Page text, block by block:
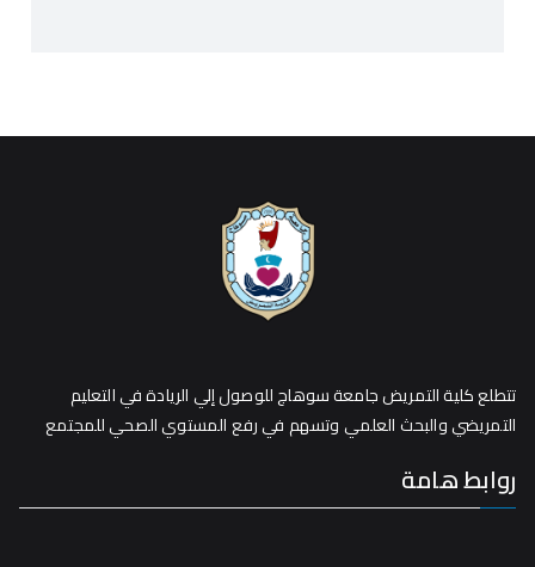
تتطلع كلية التمريض جامعة سوهاج للوصول إلي الريادة في التعليم
التمريضي والبحث العلمي وتسهم في رفع المستوي الصحي للمجتمع
روابط هامة